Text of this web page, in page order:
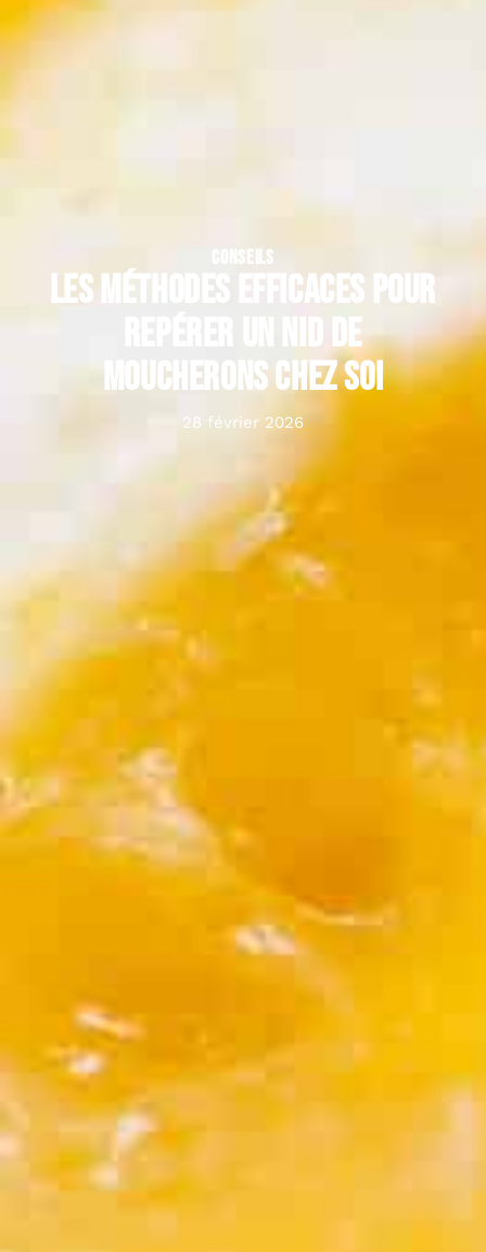
CONSEILS
Les méthodes efficaces pour
repérer un nid de
moucherons chez soi
28 février 2026